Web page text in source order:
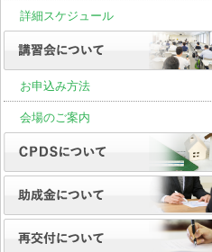
詳細スケジュール
お申込み方法
会場のご案内